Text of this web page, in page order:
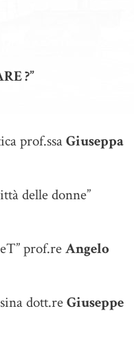
?”
Giuseppa
donne”
prof.reAngelo
dott.reGiuseppe